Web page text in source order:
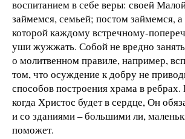
воспитанием в себе веры: своей
займемся, семьей; постом займемся, а
которой каждому встречному-
уши жужжать. Собой не вредно
о молитвенном правиле, например,
том, что осуждение к добру не
способов построения храма в ребрах.
когда Христос будет в сердце, Он
и со зданиями – большими ли,
поможет.